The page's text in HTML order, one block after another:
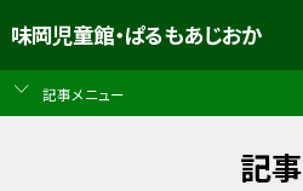
味岡児童館・ぱるもあじおか
記事メニュー
記事